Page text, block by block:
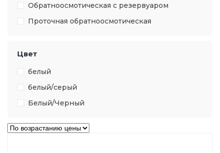
Обратноосмотическая с резервуаром
Проточная обратноосмотическая
Цвет
белый
белый/серый
Белый/Черный